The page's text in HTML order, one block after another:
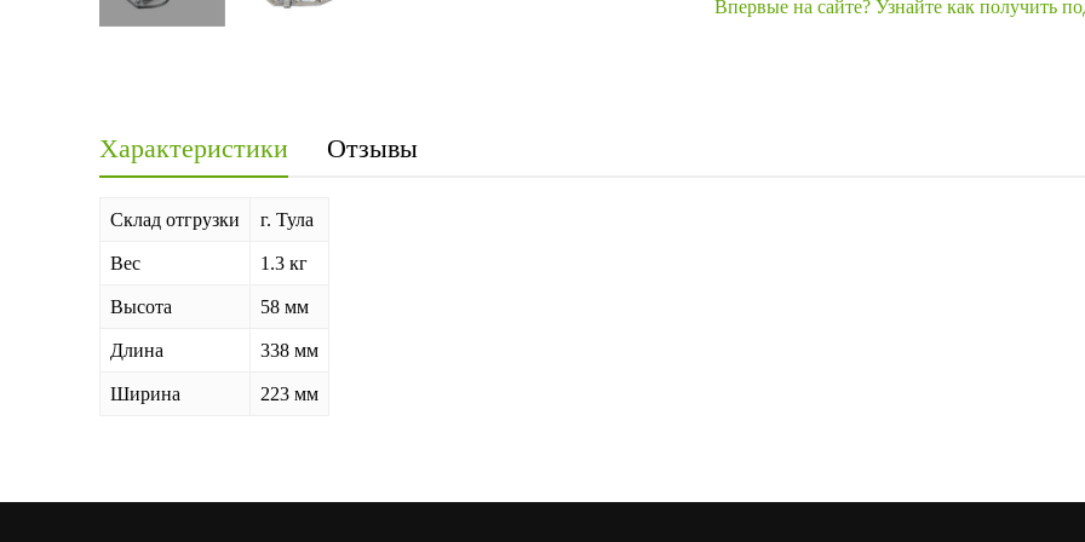
Впервые на сайте? Узнайте как получить
Характеристики Отзывы
Склад отгрузки г. Тула
Вес 1.3 кг
Высота 58 мм
Длина 338 мм
Ширина 223 мм